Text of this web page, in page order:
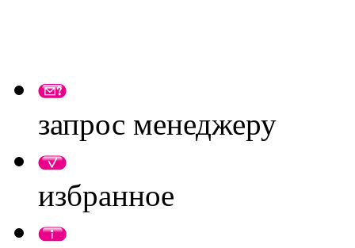
запрос менеджеру
избранное